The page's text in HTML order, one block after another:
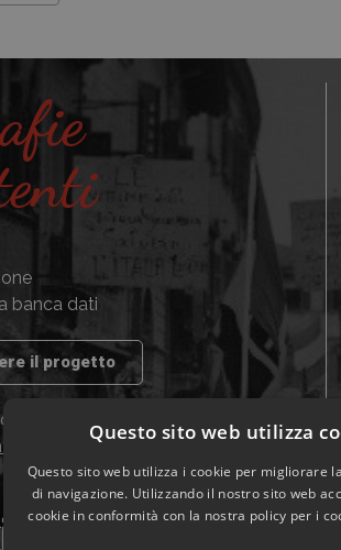
banca dati
il progetto
distribuito con
Commons CC BY NC SA
Questo sito web utilizza
Questo sito web utilizza i cookie per migliorare
di navigazione. Utilizzando il nostro sito web
cookie in conformità con la nostra policy per i